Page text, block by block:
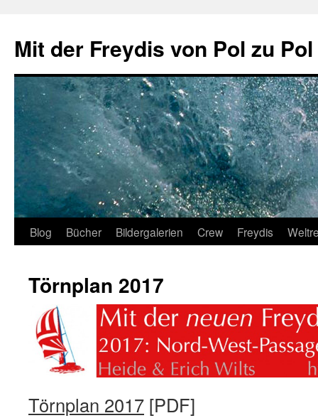
springen
Mit der Freydis von Pol zu Pol
Blog Bücher Bildergalerien Crew Freydis
Törnplan 2017
Törnplan 2017 [PDF]